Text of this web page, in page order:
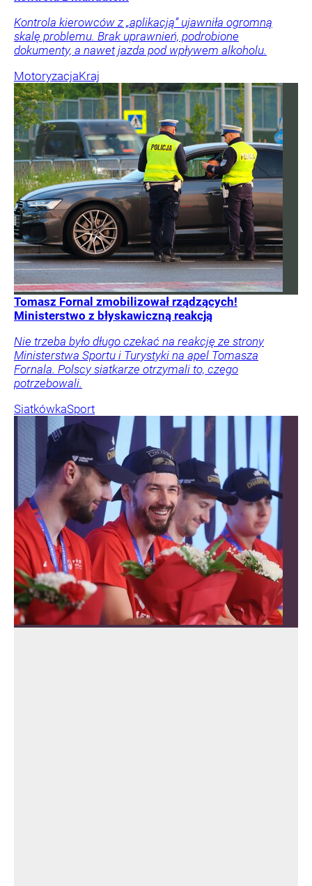
Kontrola kierowców z „aplikacją” ujawniła ogromną
skalę problemu. Brak uprawnień, podrobione
dokumenty, a nawet jazda pod wpływem alkoholu.
MotoryzacjaKraj
Tomasz Fornal zmobilizował rządzących!
Ministerstwo z błyskawiczną reakcją
Nie trzeba było długo czekać na reakcję ze strony
Ministerstwa Sportu i Turystyki na apel Tomasza
Fornala. Polscy siatkarze otrzymali to, czego
potrzebowali.
SiatkówkaSport